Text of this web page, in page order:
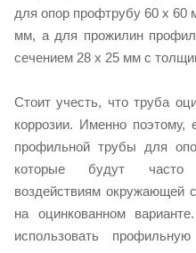
для опор профтрубу 60 х 60
мм, а для прожилин
сечением 28 х 25 мм с
Стоит учесть, что труба
коррозии. Именно поэтому,
профильной трубы для
которые будут часто
воздействиям окружающей
на оцинкованном
использовать